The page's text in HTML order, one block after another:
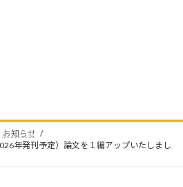
お知らせ
年発刊予定）論文を１編アップいたしまし